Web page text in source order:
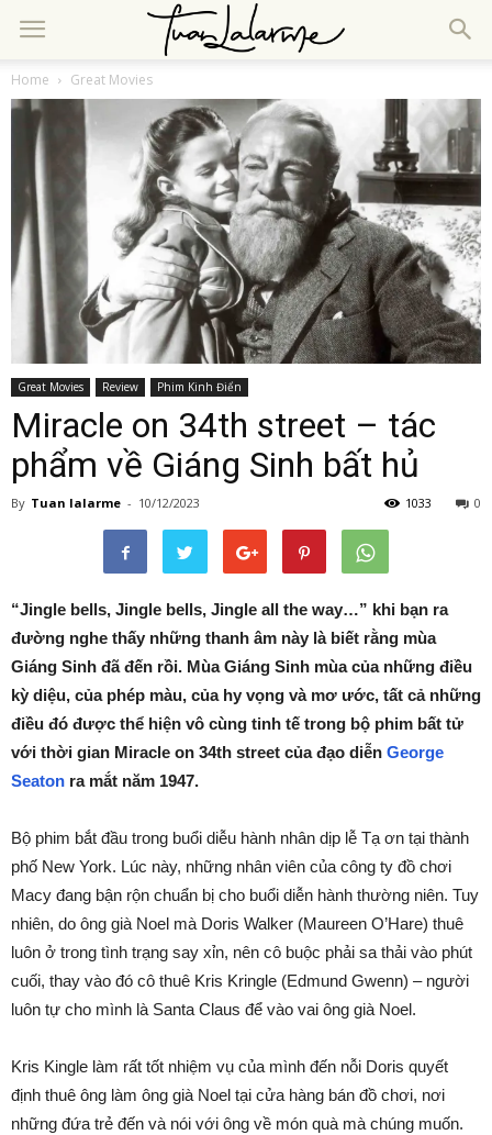
Home Great Movies
Great Movies Review Phim Kinh Điển
Miracle on 34th street – tác
phẩm về Giáng Sinh bất hủ
By Tuan lalarme - 10/12/2023 0
1033
“Jingle bells, Jingle bells, Jingle all the way…” khi bạn ra
đường nghe thấy những thanh âm này là biết rằng mùa
Giáng Sinh đã đến rồi. Mùa Giáng Sinh mùa của những điều
kỳ diệu, của phép màu, của hy vọng và mơ ước, tất cả những
điều đó được thể hiện vô cùng tinh tế trong bộ phim bất tử
với thời gian Miracle on 34th street của đạo diễn George
Seaton ra mắt năm 1947.
Bộ phim bắt đầu trong buổi diễu hành nhân dịp lễ Tạ ơn tại thành
phố New York. Lúc này, những nhân viên của công ty đồ chơi
Macy đang bận rộn chuẩn bị cho buổi diễn hành thường niên. Tuy
nhiên, do ông già Noel mà Doris Walker (Maureen O’Hare) thuê
luôn ở trong tình trạng say xỉn, nên cô buộc phải sa thải vào phút
cuối, thay vào đó cô thuê Kris Kringle (Edmund Gwenn) – người
luôn tự cho mình là Santa Claus để vào vai ông già Noel.
Kris Kingle làm rất tốt nhiệm vụ của mình đến nỗi Doris quyết
định thuê ông làm ông già Noel tại cửa hàng bán đồ chơi, nơi
những đứa trẻ đến và nói với ông về món quà mà chúng muốn.